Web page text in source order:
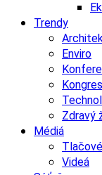
Trendy
Enviro
Kongres
Zdravý
Médiá
Videá